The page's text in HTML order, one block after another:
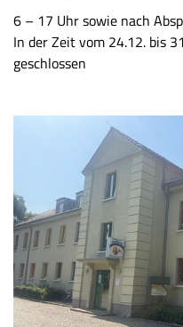
6 – 17 Uhr sowie nach
In der Zeit vom 24.12. bis
geschlossen